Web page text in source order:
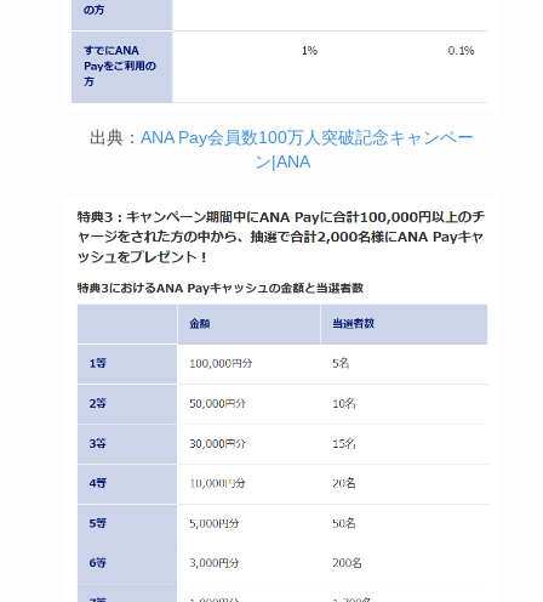
出典：ANA Pay会員数100万人突破記念キャンペー
ン|ANA